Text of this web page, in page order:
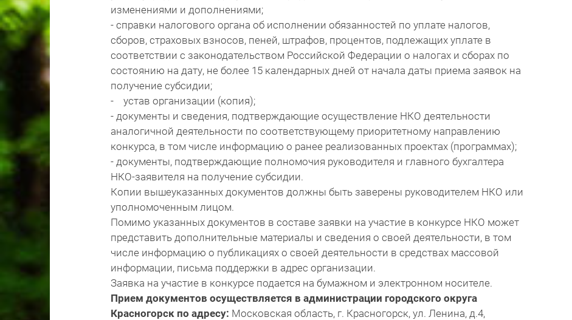
изменениями и дополнениями;
- справки налогового органа об исполнении обязанностей по уплате налогов,
сборов, страховых взносов, пеней, штрафов, процентов, подлежащих уплате в
соответствии с законодательством Российской Федерации о налогах и сборах по
состоянию на дату, не более 15 календарных дней от начала даты приема заявок на
получение субсидии;
- устав организации (копия);
- документы и сведения, подтверждающие осуществление НКО деятельности
аналогичной деятельности по соответствующему приоритетному направлению
конкурса, в том числе информацию о ранее реализованных проектах (программах);
- документы, подтверждающие полномочия руководителя и главного бухгалтера
НКО-заявителя на получение субсидии.
Копии вышеуказанных документов должны быть заверены руководителем НКО или
уполномоченным лицом.
Помимо указанных документов в составе заявки на участие в конкурсе НКО может
представить дополнительные материалы и сведения о своей деятельности, в том
числе информацию о публикациях о своей деятельности в средствах массовой
информации, письма поддержки в адрес организации.
Заявка на участие в конкурсе подается на бумажном и электронном носителе.
Прием документов осуществляется в администрации городского округа
Красногорск по адресу: Московская область, г. Красногорск, ул. Ленина, д.4,